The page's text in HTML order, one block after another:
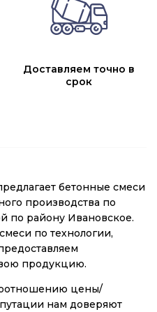
Доставляем точно в
срок
бетонные смеси
производства по
по району Ивановское.
по технологии,
продукцию.
цены/
нам доверяют